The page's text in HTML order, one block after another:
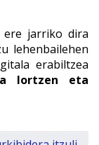
ere jarriko dira
lehenbailehen
erabiltzea
lortzen eta